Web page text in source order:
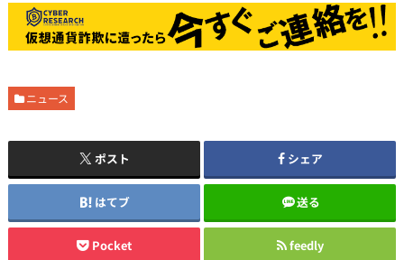
ニュース
ポスト シェア
はてブ 送る
Pocket feedly